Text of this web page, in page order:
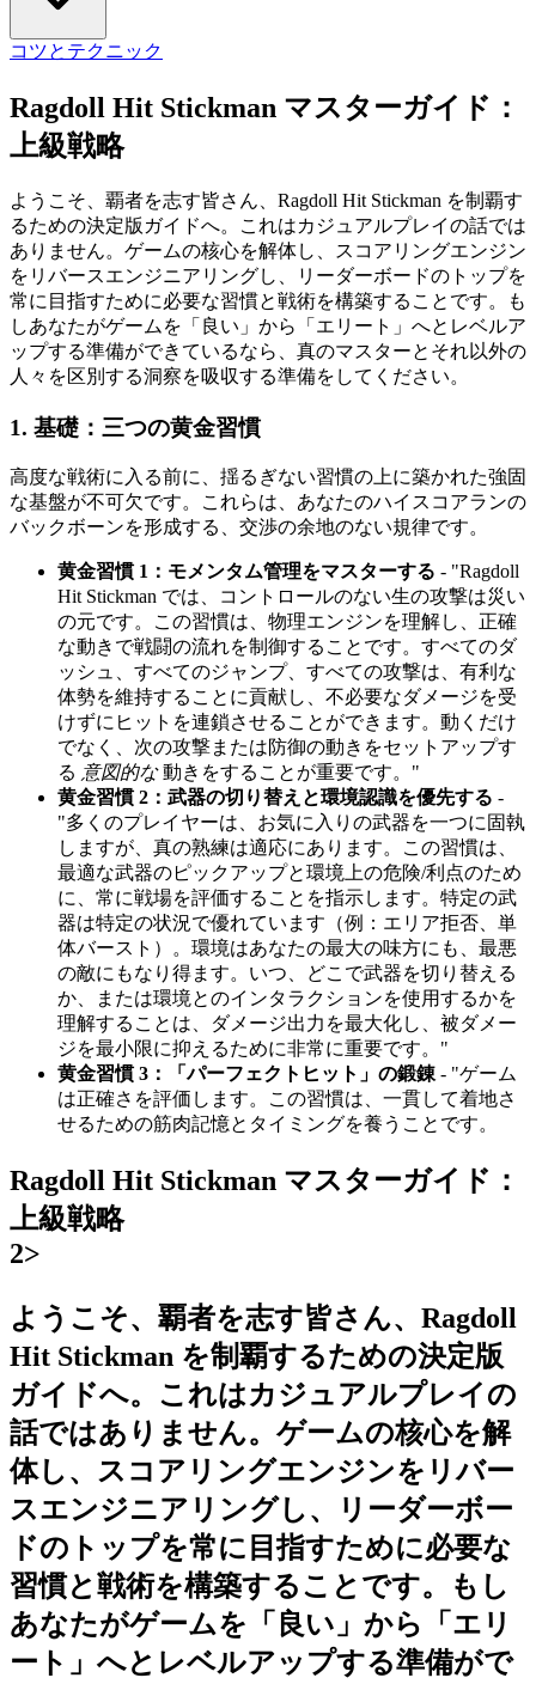
コツとテクニック
Ragdoll Hit Stickman マスターガイド：
上級戦略
ようこそ、覇者を志す皆さん、Ragdoll Hit Stickman を制覇す
るための決定版ガイドへ。これはカジュアルプレイの話では
ありません。ゲームの核心を解体し、スコアリングエンジン
をリバースエンジニアリングし、リーダーボードのトップを
常に目指すために必要な習慣と戦術を構築することです。も
しあなたがゲームを「良い」から「エリート」へとレベルア
ップする準備ができているなら、真のマスターとそれ以外の
人々を区別する洞察を吸収する準備をしてください。
1. 基礎：三つの黄金習慣
高度な戦術に入る前に、揺るぎない習慣の上に築かれた強固
な基盤が不可欠です。これらは、あなたのハイスコアランの
バックボーンを形成する、交渉の余地のない規律です。
黄金習慣 1：モメンタム管理をマスターする - "Ragdoll
Hit Stickman では、コントロールのない生の攻撃は災い
の元です。この習慣は、物理エンジンを理解し、正確
な動きで戦闘の流れを制御することです。すべてのダ
ッシュ、すべてのジャンプ、すべての攻撃は、有利な
体勢を維持することに貢献し、不必要なダメージを受
けずにヒットを連鎖させることができます。動くだけ
でなく、次の攻撃または防御の動きをセットアップす
る 意図的な動きをすることが重要です。"
黄金習慣 2：武器の切り替えと環境認識を優先する -
"多くのプレイヤーは、お気に入りの武器を一つに固執
しますが、真の熟練は適応にあります。この習慣は、
最適な武器のピックアップと環境上の危険/利点のため
に、常に戦場を評価することを指示します。特定の武
器は特定の状況で優れています（例：エリア拒否、単
体バースト）。環境はあなたの最大の味方にも、最悪
の敵にもなり得ます。いつ、どこで武器を切り替える
か、または環境とのインタラクションを使用するかを
理解することは、ダメージ出力を最大化し、被ダメー
ジを最小限に抑えるために非常に重要です。"
黄金習慣 3：「パーフェクトヒット」の鍛錬 - "ゲーム
は正確さを評価します。この習慣は、一貫して着地さ
せるための筋肉記憶とタイミングを養うことです。
Ragdoll Hit Stickman マスターガイド：
上級戦略
2>
ようこそ、覇者を志す皆さん、Ragdoll
Hit Stickman を制覇するための決定版
ガイドへ。これはカジュアルプレイの
話ではありません。ゲームの核心を解
体し、スコアリングエンジンをリバー
スエンジニアリングし、リーダーボー
ドのトップを常に目指すために必要な
習慣と戦術を構築することです。もし
あなたがゲームを「良い」から「エリ
ート」へとレベルアップする準備がで